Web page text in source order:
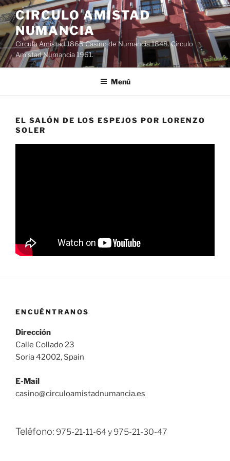
Saltar
al
contenido
CIRCULO AMISTAD
NUMANCIA
Circulo Amistad 1865 Casino de Numancia 1848. Circulo
Amistad Numancia 1961.
Menú
EL SALÓN DE LOS ESPEJOS POR LORENZO
SOLER
ENCUÉNTRANOS
Dirección
Calle Collado 23
Soria 42002, Spain
E-Mail
casino@circuloamistadnumancia.es
Teléfono: 975-21-11-64 y 975-21-30-47